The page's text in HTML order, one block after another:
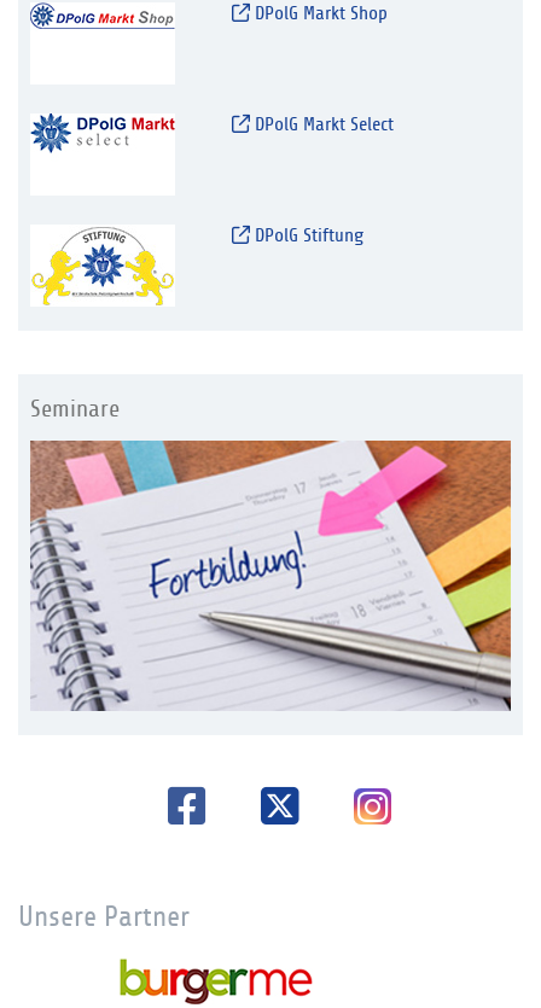
DPolG Markt Shop
DPolG Markt Select
DPolG Stiftung
Seminare
Unsere Partner